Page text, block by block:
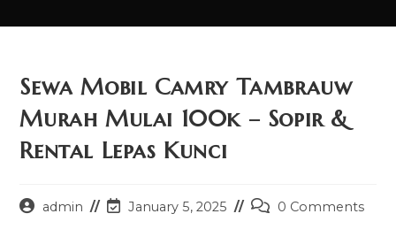
Sewa Mobil Camry Tambrauw
Murah Mulai 100k – Sopir &
Rental Lepas Kunci
Postadmin
PostJanuary 5, 2025
Post0 Comments